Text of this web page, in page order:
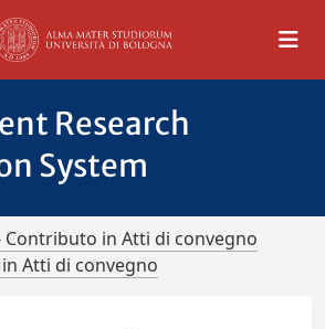
Research
System
Contributo in Atti di convegno
Atti di convegno